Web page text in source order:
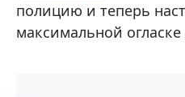
полицию и теперь
максимальной